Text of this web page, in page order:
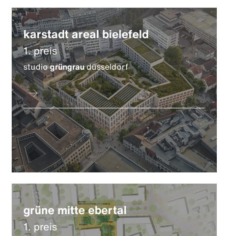
karstadt areal bielefeld
1. preis
studiogrüngraudüsseldorf
grüne mitte ebertal
1. preis